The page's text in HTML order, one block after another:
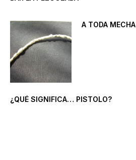
A TODA MECHA
¿QUÉ SIGNIFICA… PISTOLO?